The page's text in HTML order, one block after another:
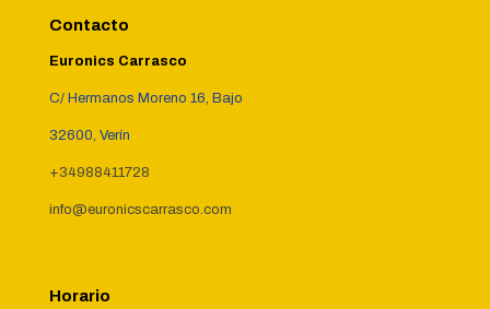
Contacto
Euronics Carrasco
C/ Hermanos Moreno 16, Bajo
32600, Verín
+34988411728
info@euronicscarrasco.com
Horario